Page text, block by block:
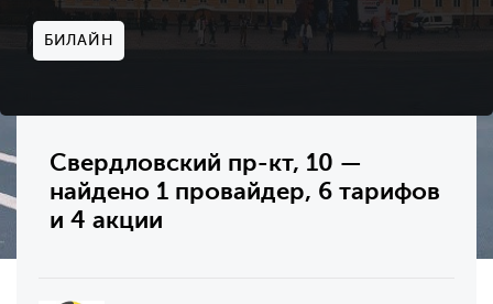
БИЛАЙН
Свердловский пр-кт, 10 —
найдено 1 провайдер, 6 тарифов
и 4 акции